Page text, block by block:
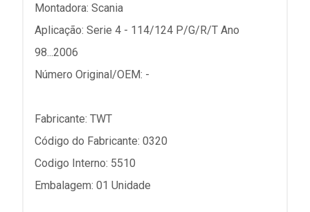
Montadora: Scania
Aplicação: Serie 4 - 114/124 P/G/R/T Ano
98...2006
Número Original/OEM: -
Fabricante: TWT
Código do Fabricante: 0320
Codigo Interno: 5510
Embalagem: 01 Unidade